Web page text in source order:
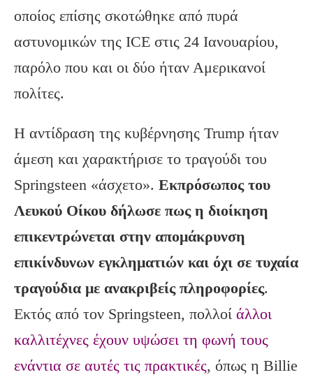
οποίος επίσης σκοτώθηκε από πυρά
αστυνομικών της ICE στις 24 Ιανουαρίου,
παρόλο που και οι δύο ήταν Αμερικανοί
πολίτες.
Η αντίδραση της κυβέρνησης Trump ήταν
άμεση και χαρακτήρισε το τραγούδι του
Springsteen «άσχετο». Εκπρόσωπος του
Λευκού Οίκου δήλωσε πως η διοίκηση
επικεντρώνεται στην απομάκρυνση
επικίνδυνων εγκληματιών και όχι σε τυχαία
τραγούδια με ανακριβείς πληροφορίες.
Εκτός από τον Springsteen, πολλοί άλλοι
καλλιτέχνες έχουν υψώσει τη φωνή τους
ενάντια σε αυτές τις πρακτικές, όπως η Billie